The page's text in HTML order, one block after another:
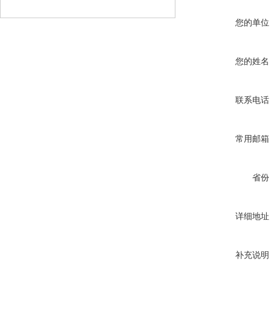
您的单位
您的姓名
联系电话
常用邮箱
省份
详细地址
补充说明